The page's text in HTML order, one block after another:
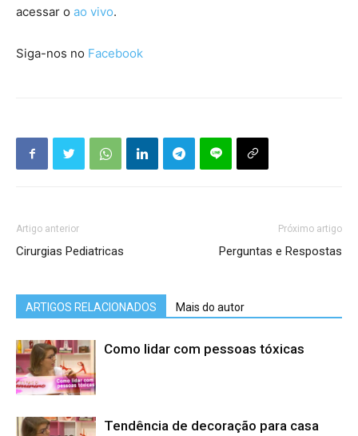
acessar o ao vivo.
Siga-nos no Facebook
Artigo anterior
Cirurgias Pediatricas
Próximo artigo
Perguntas e Respostas
ARTIGOS RELACIONADOS Mais do autor
Como lidar com pessoas tóxicas
Tendência de decoração para casa